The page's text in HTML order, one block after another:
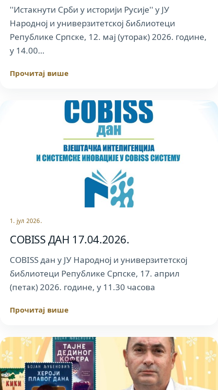
''Истакнути Срби у историји Русије'' у ЈУ
Народној и универзитетској библиотеци
Републике Српске, 12. мај (уторак) 2026. године,
у 14.00…
Прочитај више
1. јул 2026.
COBISS ДАН 17.04.2026.
COBISS дан у ЈУ Народној и универзитетској
библиотеци Републике Српске, 17. април
(петак) 2026. године, у 11.30 часова
Прочитај више